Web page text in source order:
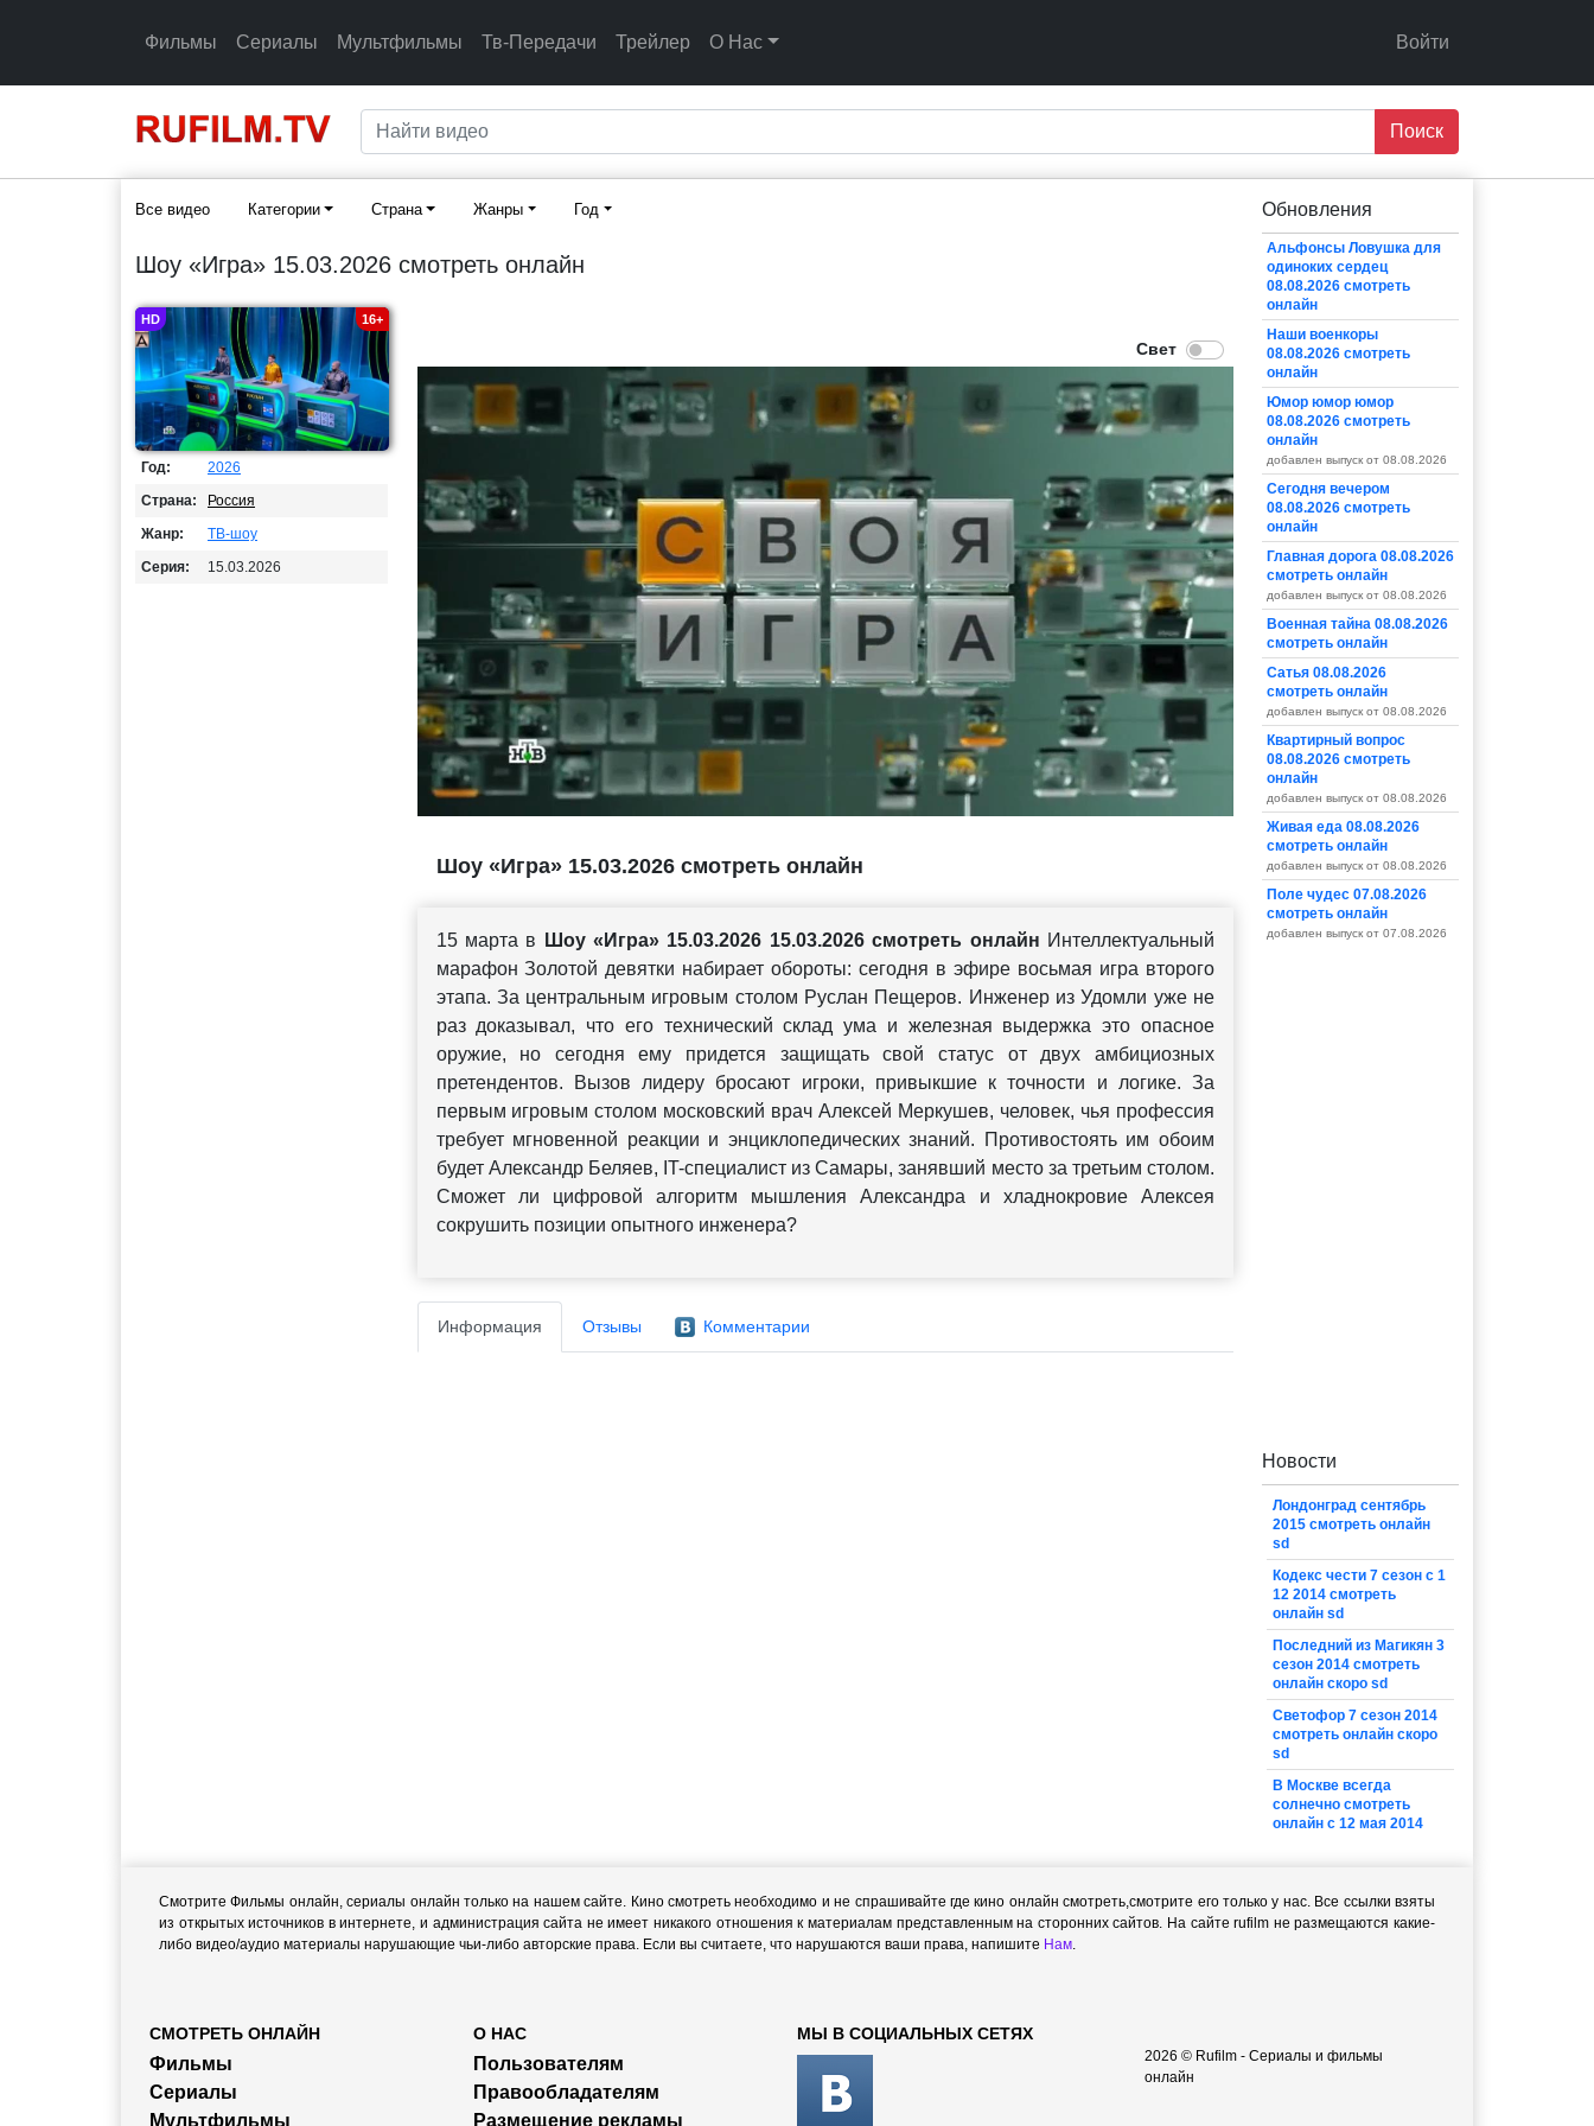
Фильмы Сериалы Мультфильмы Тв-Передачи Трейлер О Нас Войти
Поиск
Все видео Категории Страна Жанры Год
Шоу «Игра» 15.03.2026 смотреть онлайн
HD 16+
Год:
2026
Страна:
Россия
Жанр:
ТВ-шоу
Серия:
15.03.2026
Шоу «Игра» 15.03.2026 смотреть онлайн
15 марта в Шоу «Игра» 15.03.2026 15.03.2026 смотреть онлайн Интеллектуальный
марафон Золотой девятки набирает обороты: сегодня в эфире восьмая игра второго
этапа. За центральным игровым столом Руслан Пещеров. Инженер из Удомли уже не
раз доказывал, что его технический склад ума и железная выдержка это опасное
оружие, но сегодня ему придется защищать свой статус от двух амбициозных
претендентов. Вызов лидеру бросают игроки, привыкшие к точности и логике. За
первым игровым столом московский врач Алексей Меркушев, человек, чья профессия
требует мгновенной реакции и энциклопедических знаний. Противостоять им обоим
будет Александр Беляев, IT-специалист из Самары, занявший место за третьим столом.
Сможет ли цифровой алгоритм мышления Александра и хладнокровие Алексея
сокрушить позиции опытного инженера?
Информация Отзывы Комментарии
Обновления
Альфонсы Ловушка для
одиноких сердец
08.08.2026 смотреть
онлайн
Наши военкоры
08.08.2026 смотреть
онлайн
Юмор юмор юмор
08.08.2026 смотреть
онлайн
добавлен выпуск от 08.08.2026
Сегодня вечером
08.08.2026 смотреть
онлайн
Главная дорога 08.08.2026
смотреть онлайн
добавлен выпуск от 08.08.2026
Военная тайна 08.08.2026
смотреть онлайн
Сатья 08.08.2026
смотреть онлайн
добавлен выпуск от 08.08.2026
Квартирный вопрос
08.08.2026 смотреть
онлайн
добавлен выпуск от 08.08.2026
Живая еда 08.08.2026
смотреть онлайн
добавлен выпуск от 08.08.2026
Поле чудес 07.08.2026
смотреть онлайн
добавлен выпуск от 07.08.2026
Новости
Лондонград сентябрь
2015 смотреть онлайн
sd
Кодекс чести 7 сезон с 1
12 2014 смотреть
онлайн sd
Последний из Магикян 3
сезон 2014 смотреть
онлайн скоро sd
Светофор 7 сезон 2014
смотреть онлайн скоро
sd
В Москве всегда
солнечно смотреть
онлайн с 12 мая 2014
Смотрите Фильмы онлайн, сериалы онлайн только на нашем сайте. Кино смотреть необходимо и не спрашивайте где кино онлайн смотреть,cмотрите его только у нас. Все ссылки взяты
из открытых источников в интернете, и администрация сайта не имеет никакого отношения к материалам представленным на сторонних сайтов. На сайте rufilm не размещаются какие-
либо видео/аудио материалы нарушающие чьи-либо авторские права. Если вы считаете, что нарушаются ваши права, напишите Нам.
СМОТРЕТЬ ОНЛАЙН
Фильмы
Сериалы
Мультфильмы
О НАС
Пользователям
Правообладателям
Размещение рекламы
МЫ В СОЦИАЛЬНЫХ СЕТЯХ
2026 © Rufilm - Сериалы и фильмы
онлайн